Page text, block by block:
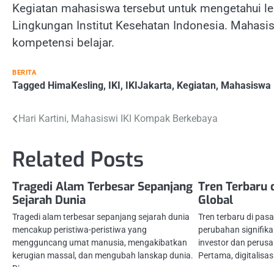
Kegiatan mahasiswa tersebut untuk mengetahui
Lingkungan Institut Kesehatan Indonesia.
kompetensi belajar.
BERITA
Tagged HimaKesling, IKI, IKIJakarta, Kegiatan, Mahasiswa
Navigasi
Hari Kartini, Mahasiswi IKI Kompak Berkebaya
Related Posts
Tragedi Alam Terbesar Sepanjang
Sejarah Dunia
Tragedi alam terbesar sepanjang sejarah dunia
mencakup peristiwa-peristiwa yang
mengguncang umat manusia, mengakibatkan
kerugian massal, dan mengubah lanskap dunia.
Tren Terbaru
Global
Tren terbaru di
perubahan
investor dan
Pertama,